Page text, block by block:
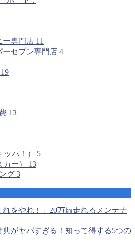
ー専門店 11
ーセブン専門店 4
19
13
ッパ！） 5
カー） 13
グ 3
れをやれ！」20万㎞走れるメンテナ
典がヤバすぎる！知って得する5つの